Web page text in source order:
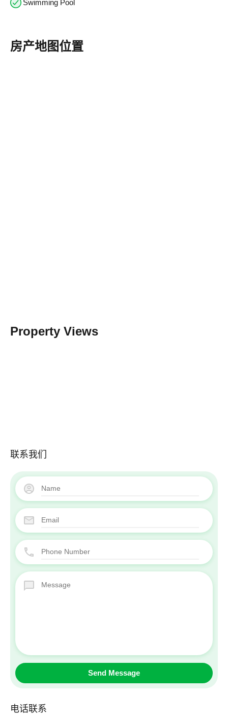
Swimming Pool
房产地图位置
Property Views
联系我们
电话联系